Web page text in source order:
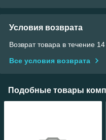
Условия возврата
Возврат товара в течение
Все условия возврата
Подобные товары